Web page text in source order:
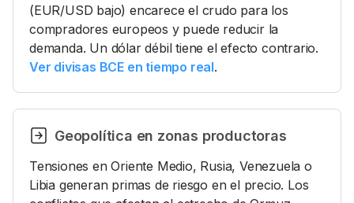
(EUR/USD bajo) encarece el crudo para los
compradores europeos y puede reducir la
demanda. Un dólar débil tiene el efecto contrario.
Ver divisas BCE en tiempo real.
Geopolítica en zonas productoras
Tensiones en Oriente Medio, Rusia, Venezuela o
Libia generan primas de riesgo en el precio. Los